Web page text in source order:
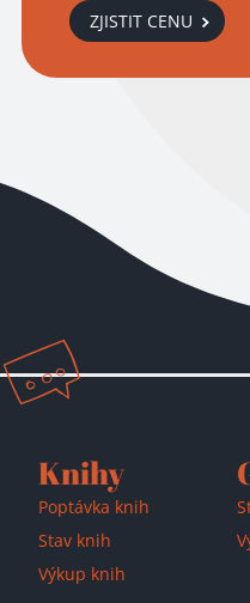
ZJISTIT CENU
Knihy
Poptávka knih
Stav knih
Výkup knih